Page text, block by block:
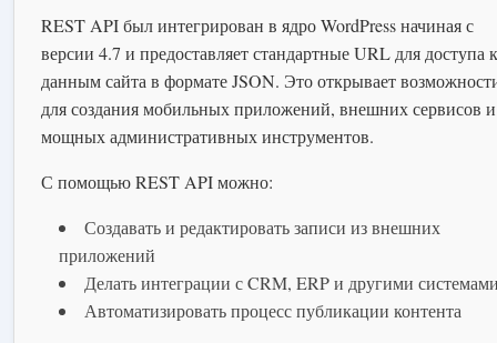
REST API был интегрирован в ядро WordPress начиная с
версии 4.7 и предоставляет стандартные URL для доступа к
данным сайта в формате JSON. Это открывает
для создания мобильных приложений, внешних сервисов и
мощных административных инструментов.
С помощью REST API можно:
Создавать и редактировать записи из внешних
приложений
Делать интеграции с CRM, ERP и другими
Автоматизировать процесс публикации контента